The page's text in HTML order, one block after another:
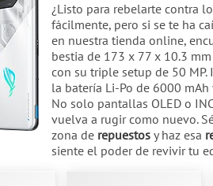
¿Listo para rebelarte contra
fácilmente, pero si se te ha
en nuestra tienda online,
bestia de 173 x 77 x 10.3
con su triple setup de 50 MP.
la batería Li-Po de 6000
No solo pantallas OLED o
vuelva a rugir como nuevo.
zona de repuestos y haz esa
siente el poder de revivir tu